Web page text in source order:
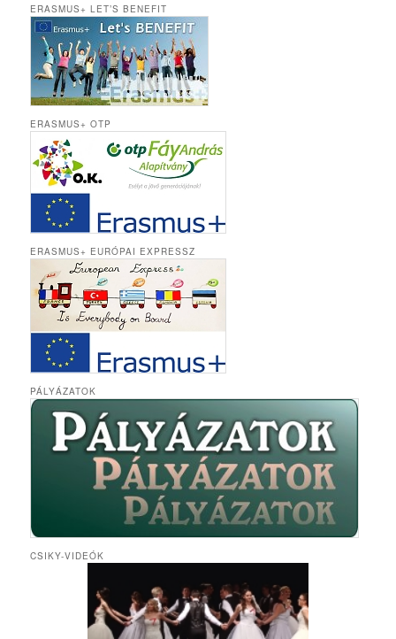
ERASMUS+ LET’S BENEFIT
ERASMUS+ OTP
ERASMUS+ EURÓPAI EXPRESSZ
PÁLYÁZATOK
CSIKY-VIDEÓK